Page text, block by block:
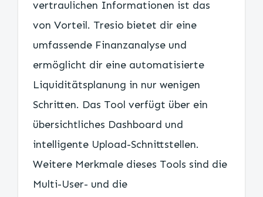
vertraulichen Informationen ist das
von Vorteil. Tresio bietet dir eine
umfassende Finanzanalyse und
ermöglicht dir eine automatisierte
Liquiditätsplanung in nur wenigen
Schritten. Das Tool verfügt über ein
übersichtliches Dashboard und
intelligente Upload-Schnittstellen.
Weitere Merkmale dieses Tools sind die
Multi-User- und die